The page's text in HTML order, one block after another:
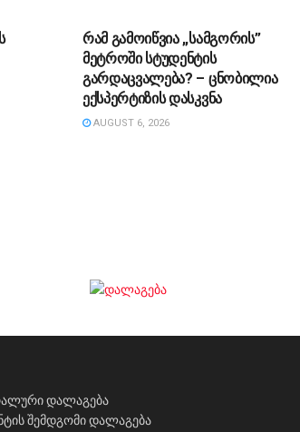
რამ გამოიწვია „სამგორის”
მეტროში სტუდენტის
გარდაცვალება? – ცნობილია
ექსპერტიზის დასკვნა
AUGUST 6, 2026
დალაგება
შემდგომი დალაგება